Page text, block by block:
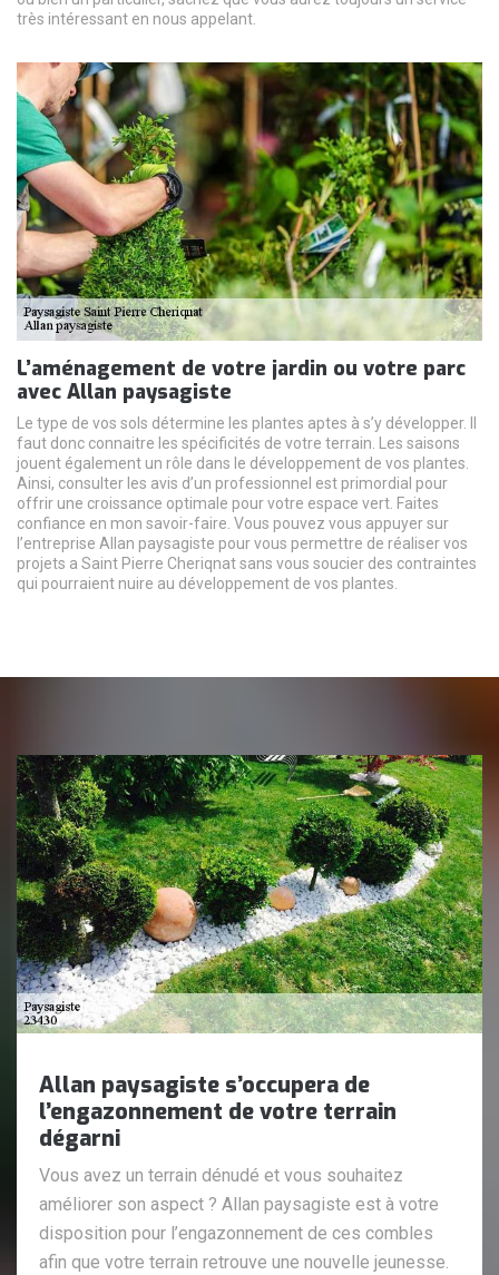
très intéressant en nous appelant.
L’aménagement de votre jardin ou votre parc
avec Allan paysagiste
Le type de vos sols détermine les plantes aptes à s’y développer. Il
faut donc connaitre les spécificités de votre terrain. Les saisons
jouent également un rôle dans le développement de vos plantes.
Ainsi, consulter les avis d’un professionnel est primordial pour
offrir une croissance optimale pour votre espace vert. Faites
confiance en mon savoir-faire. Vous pouvez vous appuyer sur
l’entreprise Allan paysagiste pour vous permettre de réaliser vos
projets a Saint Pierre Cheriqnat sans vous soucier des contraintes
qui pourraient nuire au développement de vos plantes.
Allan paysagiste s’occupera de
l’engazonnement de votre terrain
dégarni
Vous avez un terrain dénudé et vous souhaitez
améliorer son aspect ? Allan paysagiste est à votre
disposition pour l’engazonnement de ces combles
afin que votre terrain retrouve une nouvelle jeunesse.